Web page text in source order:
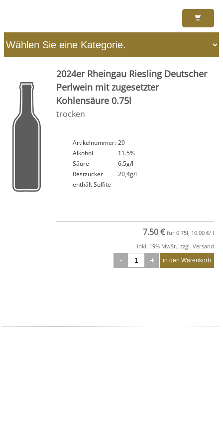
2024er Rheingau Riesling Deutscher
Perlwein mit zugesetzter
Kohlensäure 0.75l
trocken
Artikelnummer: 29
Alkohol
11.5%
Säure
6.5g/l
Restzucker
20,4g/l
enthält Sulfite
7.50 € für 0.75l, 10.00 €/ l
inkl. 19% MwSt., zzgl. Versand
+
-